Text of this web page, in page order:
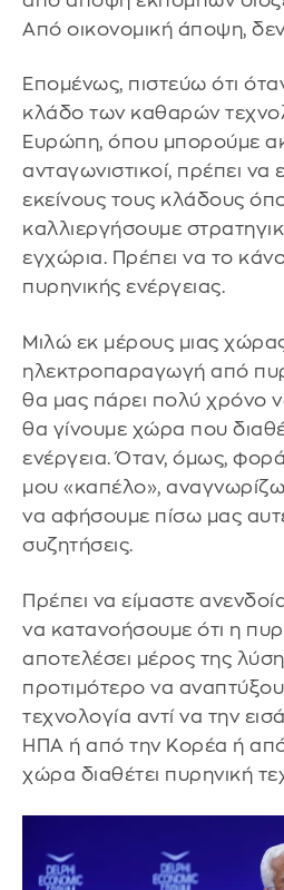
Από οικονομική άποψη,
Επομένως, πιστεύω ότι
κλάδο των καθαρών
Ευρώπη, όπου μπορούμε
ανταγωνιστικοί, πρέπει
εκείνους τους κλάδους
καλλιεργήσουμε
εγχώρια. Πρέπει να το
πυρηνικής ενέργειας.
Μιλώ εκ μέρους μιας
ηλεκτροπαραγωγή από
θα μας πάρει πολύ χρόνο
θα γίνουμε χώρα που
ενέργεια. Όταν, όμως,
μου «καπέλο»,
να αφήσουμε πίσω μας
συζητήσεις.
Πρέπει να είμαστε
να κατανοήσουμε ότι η
αποτελέσει μέρος της
προτιμότερο να
τεχνολογία αντί να την
ΗΠΑ ή από την Κορέα ή
χώρα διαθέτει πυρηνική